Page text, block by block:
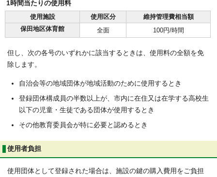
1時間当たりの使用料
使用施設
使用区分
維持管理費相当額
保田地区体育館
全面 100円/時間
但し、次の各号のいずれかに該当するときは、使用料の全額を免
除します。
自治会等の地域団体が地域活動のために使用するとき
登録団体構成員の半数以上が、市内に在住又は在学する高校生
以下の児童・生徒である団体が使用するとき
その他教育委員会が特に必要と認めるとき
使用者負担
使用団体として登録された場合は、施設の鍵の購入費用をご負担